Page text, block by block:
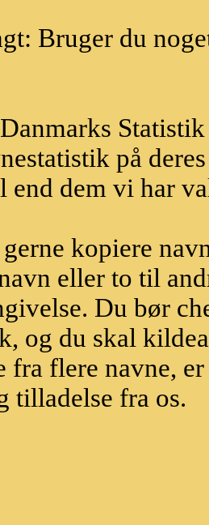
Bruger du
på
end dem vi har
kopiere
eller to til
Du bør
og du skal
fra flere navne,
tilladelse fra os.